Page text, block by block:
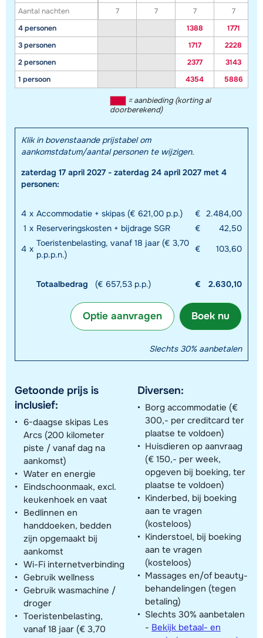
Aantal nachten
4 personen
3 personen
2 personen
1 persoon
7 7 7
7
1388
1771
1717
2228
2377
3143
4354
5886
= aanbieding (korting al
doorberekend)
Klik in bovenstaande prijstabel om
aankomstdatum/aantal personen te wijzigen.
zaterdag 17 april 2027 - zaterdag 24 april 2027 met 4
personen:
4 x Accommodatie + skipas (€ 621,00 p.p.) € 2.484,00
1 x Reserveringskosten + bijdrage SGR €
42,50
4 x
Toeristenbelasting, vanaf 18 jaar (€ 3,70
p.p.p.n.)
€ 103,60
Totaalbedrag (€ 657,53 p.p.) € 2.630,10
Boek nu
Optie aanvragen
Slechts 30% aanbetalen
Getoonde prijs is
inclusief:
6-daagse skipas Les
Arcs (200 kilometer
piste / vanaf dag na
aankomst)
Water en energie
Eindschoonmaak, excl.
keukenhoek en vaat
Bedlinnen en
handdoeken, bedden
zijn opgemaakt bij
aankomst
Wi-Fi internetverbinding
Gebruik wellness
Gebruik wasmachine /
droger
Toeristenbelasting,
vanaf 18 jaar (€ 3,70
Diversen:
Borg accommodatie (€
300,- per creditcard ter
plaatse te voldoen)
Huisdieren op aanvraag
(€ 150,- per week,
opgeven bij boeking, ter
plaatse te voldoen)
Kinderbed, bij boeking
aan te vragen
(kosteloos)
Kinderstoel, bij boeking
aan te vragen
(kosteloos)
Massages en/of beauty-
behandelingen (tegen
betaling)
Slechts 30% aanbetalen
- Bekijk betaal- en